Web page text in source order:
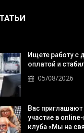
Ищете работу с
оплатой и
05/08/2026
Вас приглашают
участие в
клуба «Мы на